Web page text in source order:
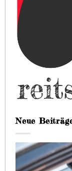
Neue